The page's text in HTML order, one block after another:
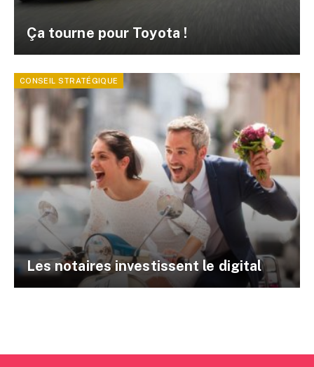
Ça tourne pour Toyota !
CONSEIL STRATÉGIQUE
Les notaires investissent le digital